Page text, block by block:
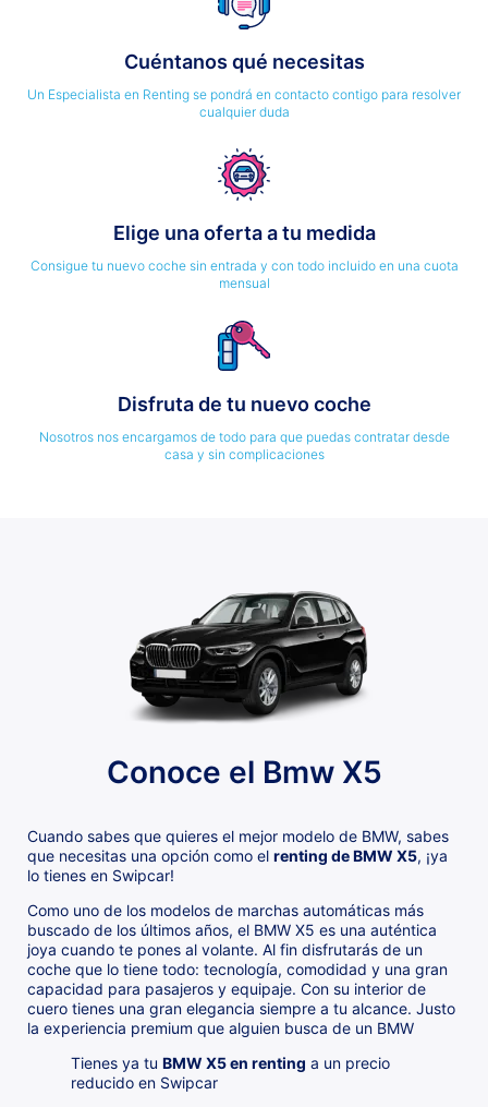
Cuéntanos qué necesitas
Un Especialista en Renting se pondrá en contacto contigo para resolver
cualquier duda
Elige una oferta a tu medida
Consigue tu nuevo coche sin entrada y con todo incluido en una cuota
mensual
Disfruta de tu nuevo coche
Nosotros nos encargamos de todo para que puedas contratar desde
casa y sin complicaciones
Conoce el Bmw X5
Cuando sabes que quieres el mejor modelo de BMW, sabes
que necesitas una opción como el renting de BMW X5, ¡ya
lo tienes en Swipcar!
Como uno de los modelos de marchas automáticas más
buscado de los últimos años, el BMW X5 es una auténtica
joya cuando te pones al volante. Al fin disfrutarás de un
coche que lo tiene todo: tecnología, comodidad y una gran
capacidad para pasajeros y equipaje. Con su interior de
cuero tienes una gran elegancia siempre a tu alcance. Justo
la experiencia premium que alguien busca de un BMW
Tienes ya tu BMW X5 en renting a un precio
reducido en Swipcar